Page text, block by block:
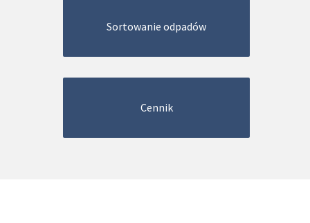
Sortowanie odpadów
Cennik